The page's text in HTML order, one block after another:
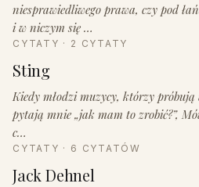
niesprawiedliwego prawa, czy pod
i w niczym się …
CYTATY · 2 CYTATY
Sting
Kiedy młodzi muzycy, którzy próbują
pytają mnie „jak mam to zrobić?”,
c…
CYTATY · 6 CYTATÓW
Jack Dehnel